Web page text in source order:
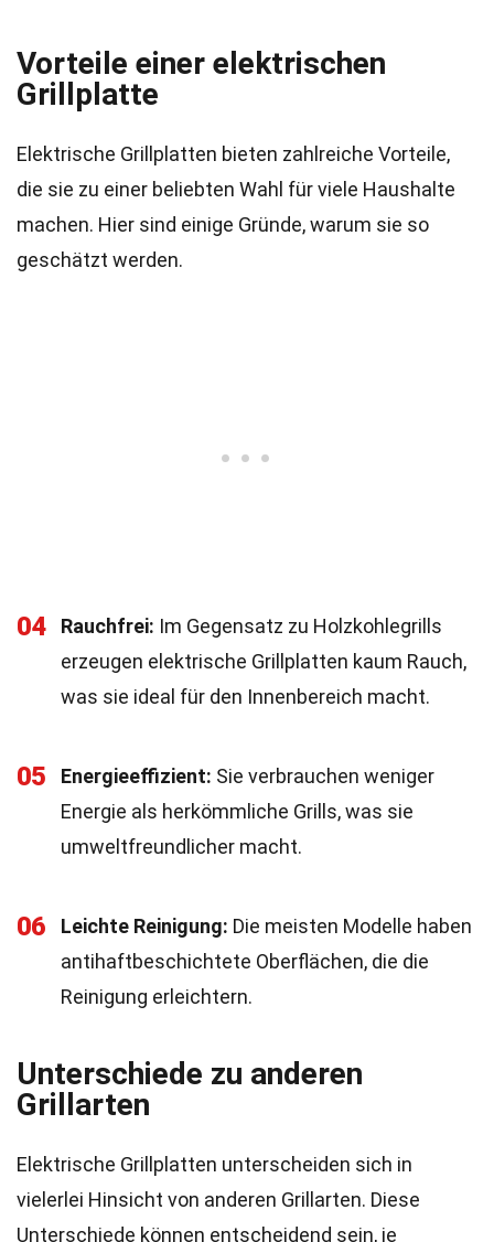
Vorteile einer elektrischen
Grillplatte
Elektrische Grillplatten bieten zahlreiche Vorteile,
die sie zu einer beliebten Wahl für viele Haushalte
machen. Hier sind einige Gründe, warum sie so
geschätzt werden.
04 Rauchfrei: Im Gegensatz zu Holzkohlegrills
erzeugen elektrische Grillplatten kaum Rauch,
was sie ideal für den Innenbereich macht.
05 Energieeffizient: Sie verbrauchen weniger
Energie als herkömmliche Grills, was sie
umweltfreundlicher macht.
06 Leichte Reinigung: Die meisten Modelle haben
antihaftbeschichtete Oberflächen, die die
Reinigung erleichtern.
Unterschiede zu anderen
Grillarten
Elektrische Grillplatten unterscheiden sich in
vielerlei Hinsicht von anderen Grillarten. Diese
Unterschiede können entscheidend sein, je